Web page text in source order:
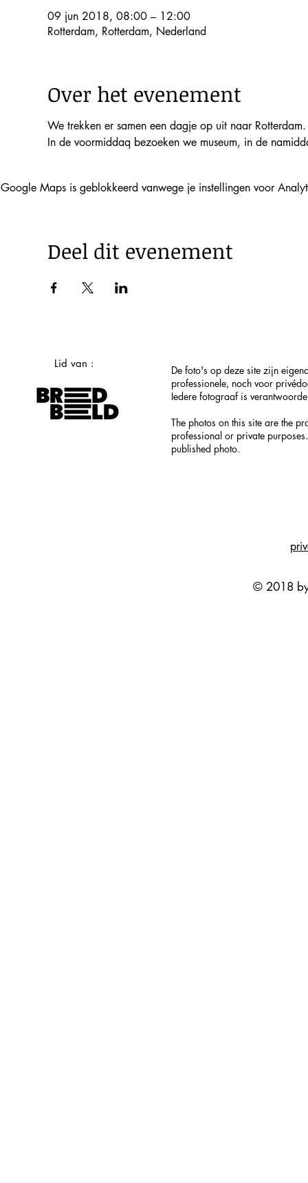
09 jun 2018, 08:00 – 12:00
Rotterdam, Rotterdam, Nederland
Over het evenement
We trekken er samen een dagje op uit naar Rotterdam.
In de voormiddaq bezoeken we museum, in de
Google Maps is geblokkeerd vanwege je instellingen voor
Deel dit evenement
Lid van :
De foto's op deze site zijn
professionele, noch voor
Iedere fotograaf is
The photos on this site are the
professional or private
published photo.
© 2018